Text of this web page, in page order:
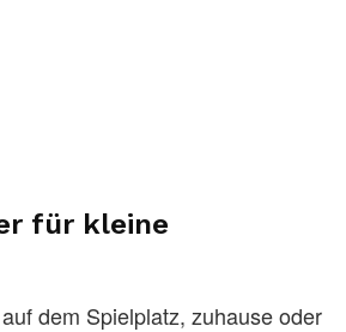
für kleine
dem Spielplatz, zuhause oder